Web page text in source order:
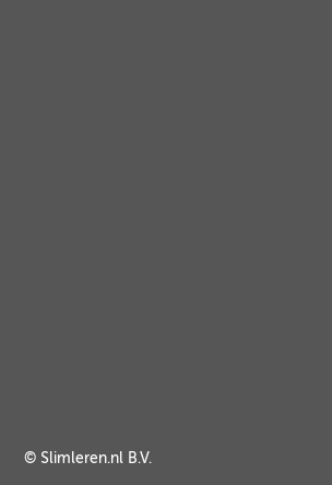
© Slimleren.nl B.V.